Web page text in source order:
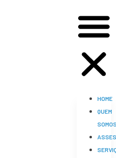
HOME
QUEM